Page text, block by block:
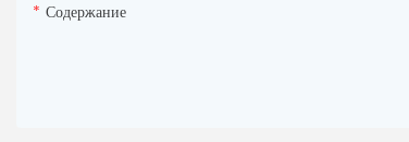
Содержание